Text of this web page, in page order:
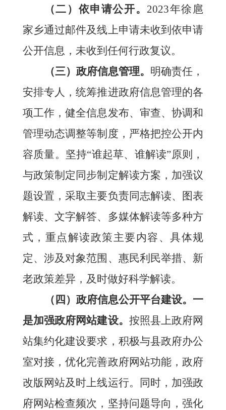
（二）依申请公开。 2023年徐扈
家乡通过邮件及线上申请未收到依申请
公开信息 ，未收到任何行政复议。
（三）政府信息管理。 明确责任，
安排专人，统筹推进政府信息管理的各
项工作，健全信息发布、审查、协调和
管理动态调整等制度，严格把控公开内
容质量。坚持“谁起草、谁解读”原则，
与政策制定同步制定解读方案，加强议
题设置，采取主要负责同志解读、图表
解读、文字解答、多媒体解读等多种方
式，重点解读政策主要内容、具体规
定、涉及对象范围、惠民利民举措、新
老政策差异，及时做好科学解读。
（四）政府信息公开平台建设。 一
是加强政府网站建设。 按照县上政府网
站集约化建设要求，积极与县政府办公
室对接，优化完善政府网站功能，政府
改版网站及时上线运行。同时，加强政
府网站检查频次，坚持问题导向，强化